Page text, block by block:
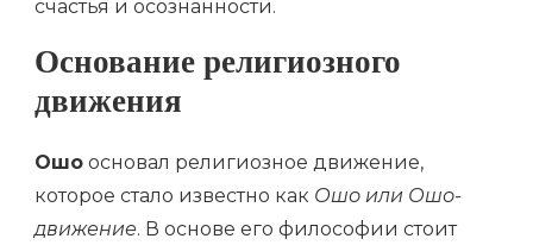
счастья и осознанности.
Основание религиозного
движения
Ошо основал религиозное движение,
которое стало известно как Ошо или Ошо-
движение. В основе его философии стоит